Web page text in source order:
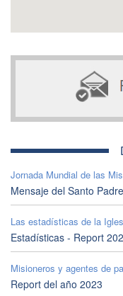
Jornada Mundial de las
Mensaje del Santo Padre
Las estadísticas de la
Estadísticas - Report
Misioneros y agentes de
Report del año 2023